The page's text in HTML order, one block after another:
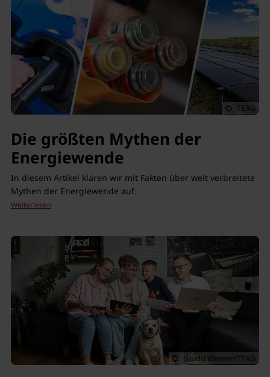
TEAG
Die größten Mythen der
Energiewende
In diesem Artikel klären wir mit Fakten über weit verbreitete
Mythen der Energiewende auf.
Guido Werner/TEAG